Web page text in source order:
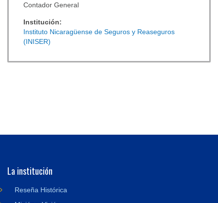
Contador General
Institución:
Instituto Nicaragüense de Seguros y Reaseguros
(INISER)
La institución
Reseña Histórica